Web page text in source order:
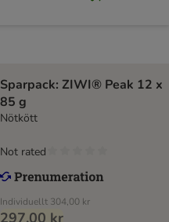
Sparpack: ZIWI® Peak 12 x
85 g
Nötkött
Individuellt 304,00 kr
297,00 kr
Not rated